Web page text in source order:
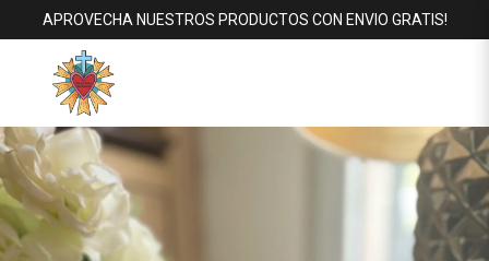
APROVECHA NUESTROS PRODUCTOS CON ENVIO GRATIS!